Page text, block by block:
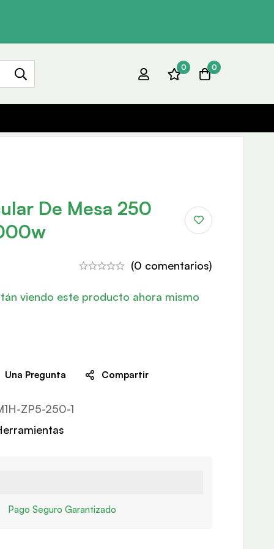
0 0
De Mesa 250
(0 comentarios)
viendo este producto ahora mismo
Una Pregunta Compartir
ZP5-250-1
Pago Seguro Garantizado